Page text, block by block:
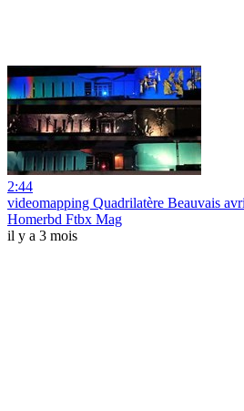
2:44
videomapping Quadrilatère Beauvais
Homerbd Ftbx Mag
il y a 3 mois